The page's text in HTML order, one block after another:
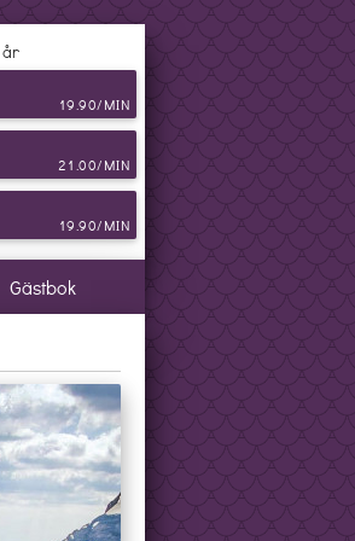
år
19.90/MIN
21.00/MIN
19.90/MIN
Gästbok